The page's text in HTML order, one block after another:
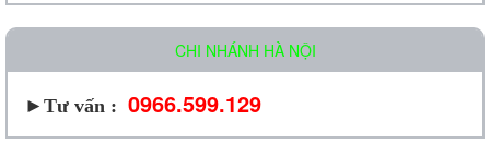
CHI NHÁNH HÀ NỘI
►Tư vấn : 0966.599.129